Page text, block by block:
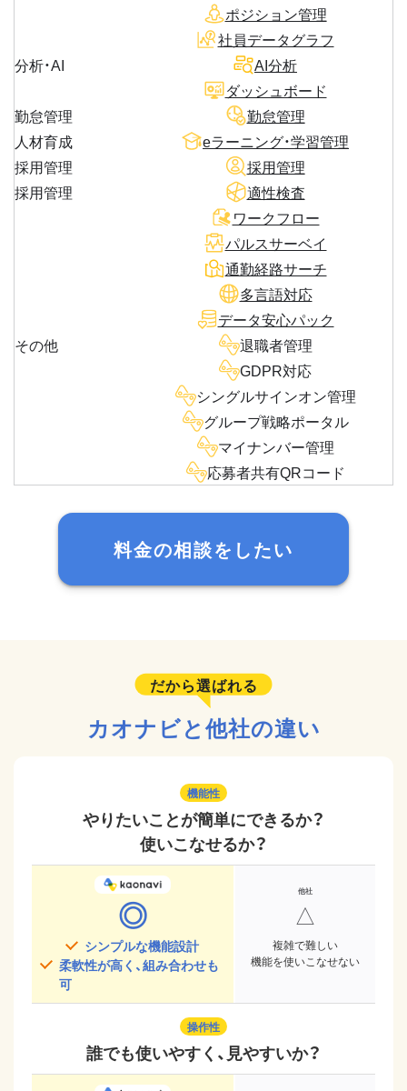
ポジション管理
分析・AI
社員データグラフ
AI分析
ダッシュボード
勤怠管理
勤怠管理
人材育成
eラーニング・学習管理
採用管理
採用管理
採用管理
適性検査
その他
ワークフロー
パルスサーベイ
通勤経路サーチ
多言語対応
データ安心パック
退職者管理
GDPR対応
シングルサインオン管理
グループ戦略ポータル
マイナンバー管理
応募者共有QRコード
料金の相談をしたい
だから選ばれる
カオナビと他社の違い
機能性
やりたいことが簡単にできるか？
使いこなせるか？
◎
シンプルな機能設計
柔軟性が高く、組み合わせも
可
△
複雑で難しい
機能を使いこなせない
操作性
誰でも使いやすく、見やすいか？